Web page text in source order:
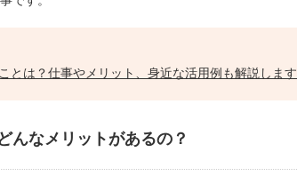
とは？仕事やメリット、身近な活用例も解説します
んなメリットがあるの？